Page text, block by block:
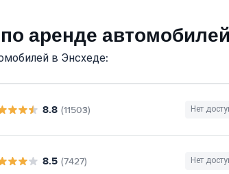
аренде
в Энсхеде:
8.8 (11503) Нет
8.5 (7427) Нет